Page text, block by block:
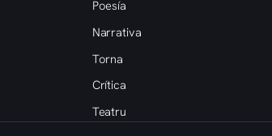
Poesía
Narrativa
Torna
Crítica
Teatru